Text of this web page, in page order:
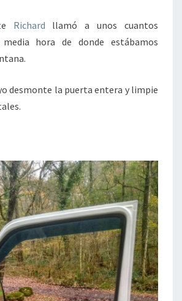
Richard llamó a unos cuantos
hora de donde estábamos
desmonte la puerta entera y limpie